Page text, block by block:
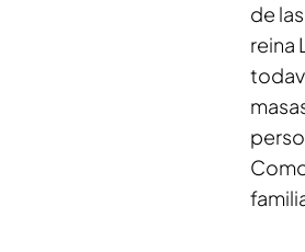
de
reina